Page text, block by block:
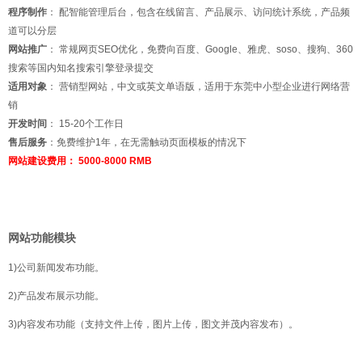
程序制作 ： 配智能管理后台，包含在线留言、产品展示、访问统计系统，产品频
道可以分层
网站推广 ： 常规网页SEO优化，免费向百度、Google、雅虎、soso、搜狗、360
搜索等国内知名搜索引擎登录提交
适用对象 ： 营销型网站，中文或英文单语版，适用于东莞中小型企业进行网络营
销
开发时间 ： 15-20个工作日
售后服务 ：免费维护1年，在无需触动页面模板的情况下
网站建设费用： 5000-8000 RMB
网站功能模块
1)公司新闻发布功能。
2)产品发布展示功能。
3)内容发布功能（支持文件上传，图片上传，图文并茂内容发布）。